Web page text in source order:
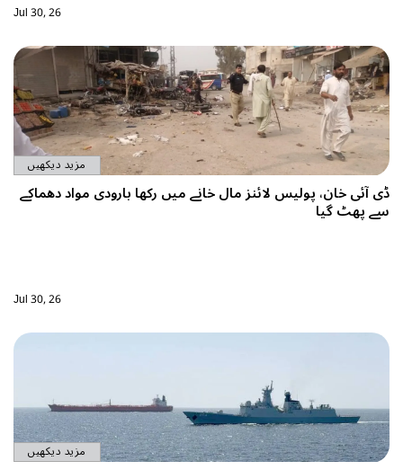
مزید دیکھیں
پولیس لائنز مال خانے میں رکھا بارودی مواد دھماکے
مزید دیکھیں